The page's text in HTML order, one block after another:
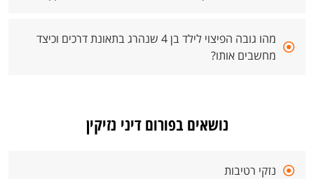
מהו גובה הפיצוי לילד בן 4 שנהרג בתאונת דרכים וכיצד
מחשבים אותו?
נושאים בפורום דיני נזיקין
נזקי רטיבות